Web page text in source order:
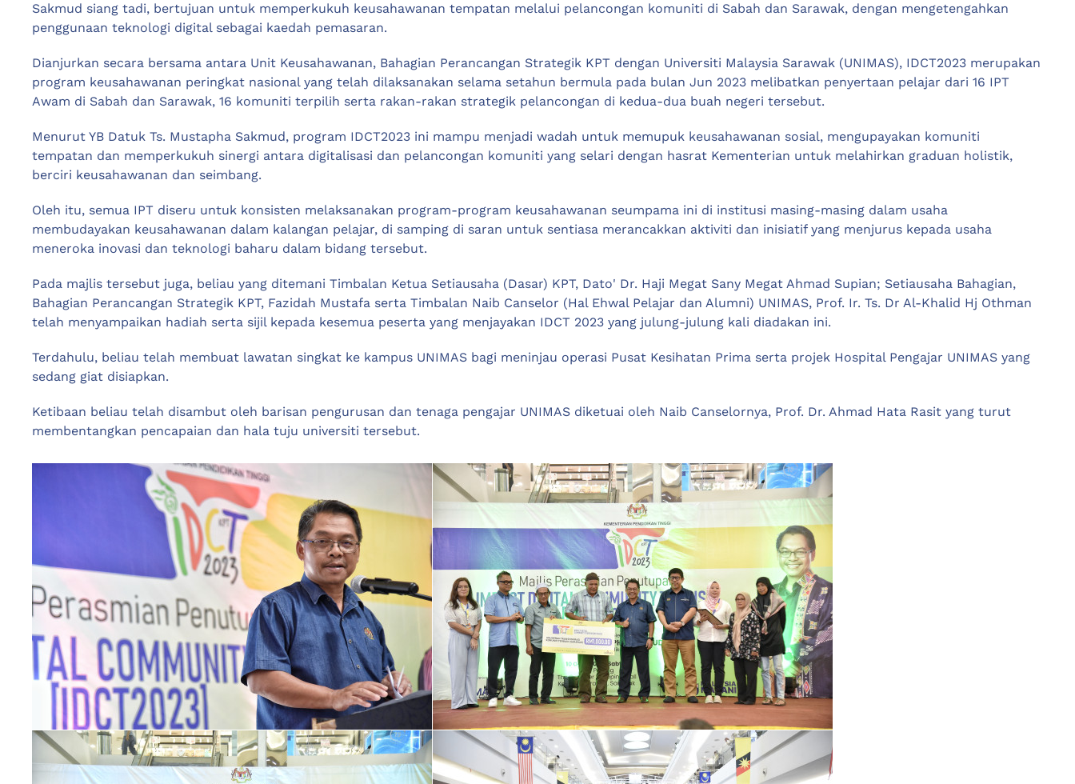
Sakmud siang tadi, bertujuan untuk memperkukuh keusahawanan tempatan melalui pelancongan komuniti di Sabah dan Sarawak, dengan mengetengahkan
penggunaan teknologi digital sebagai kaedah pemasaran.
Dianjurkan secara bersama antara Unit Keusahawanan, Bahagian Perancangan Strategik KPT dengan Universiti Malaysia Sarawak (UNIMAS), IDCT2023 merupakan
program keusahawanan peringkat nasional yang telah dilaksanakan selama setahun bermula pada bulan Jun 2023 melibatkan penyertaan pelajar dari 16 IPT
Awam di Sabah dan Sarawak, 16 komuniti terpilih serta rakan-rakan strategik pelancongan di kedua-dua buah negeri tersebut.
Menurut YB Datuk Ts. Mustapha Sakmud, program IDCT2023 ini mampu menjadi wadah untuk memupuk keusahawanan sosial, mengupayakan komuniti
tempatan dan memperkukuh sinergi antara digitalisasi dan pelancongan komuniti yang selari dengan hasrat Kementerian untuk melahirkan graduan holistik,
berciri keusahawanan dan seimbang.
Oleh itu, semua IPT diseru untuk konsisten melaksanakan program-program keusahawanan seumpama ini di institusi masing-masing dalam usaha
membudayakan keusahawanan dalam kalangan pelajar, di samping di saran untuk sentiasa merancakkan aktiviti dan inisiatif yang menjurus kepada usaha
meneroka inovasi dan teknologi baharu dalam bidang tersebut.
Pada majlis tersebut juga, beliau yang ditemani Timbalan Ketua Setiausaha (Dasar) KPT, Dato' Dr. Haji Megat Sany Megat Ahmad Supian; Setiausaha Bahagian,
Bahagian Perancangan Strategik KPT, Fazidah Mustafa serta Timbalan Naib Canselor (Hal Ehwal Pelajar dan Alumni) UNIMAS, Prof. Ir. Ts. Dr Al-Khalid Hj Othman
telah menyampaikan hadiah serta sijil kepada kesemua peserta yang menjayakan IDCT 2023 yang julung-julung kali diadakan ini.
Terdahulu, beliau telah membuat lawatan singkat ke kampus UNIMAS bagi meninjau operasi Pusat Kesihatan Prima serta projek Hospital Pengajar UNIMAS yang
sedang giat disiapkan.
Ketibaan beliau telah disambut oleh barisan pengurusan dan tenaga pengajar UNIMAS diketuai oleh Naib Canselornya, Prof. Dr. Ahmad Hata Rasit yang turut
membentangkan pencapaian dan hala tuju universiti tersebut.